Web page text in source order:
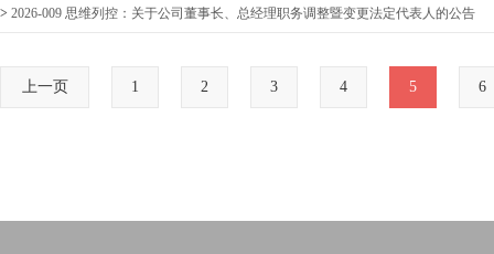
> 2026-009 思维列控：关于公司董事长、总经理职务调整暨变更法定代表人的公告
上一页 1 2 3 4 5 6